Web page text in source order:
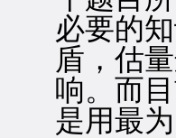
必要的
盾，估
响。而
是用最